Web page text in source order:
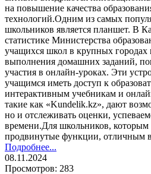
на повышение качества
технологий.Одним из самых
школьников является планшет. В
статистике Министерства
учащихся школ в крупных
выполнения домашних заданий,
участия в онлайн-уроках. Эти
учащимся иметь доступ к
интерактивным учебникам и
такие как «Kundelik.kz», дают
но и отслеживать оценки,
времени.Для школьников, которым
продвинутые функции, отличным
Подробнее...
08.11.2024
Просмотров: 283